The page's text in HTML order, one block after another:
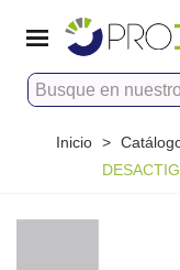
Inicio >